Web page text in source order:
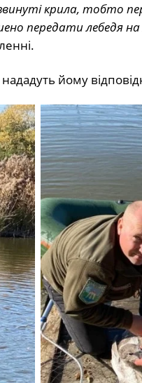
крила, тобто
передати лебедя
йому